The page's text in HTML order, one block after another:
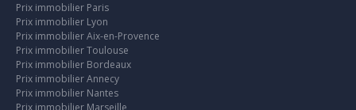
Prix immobilier Paris
Prix immobilier Lyon
Prix immobilier Aix-en-Provence
Prix immobilier Toulouse
Prix immobilier Bordeaux
Prix immobilier Annecy
Prix immobilier Nantes